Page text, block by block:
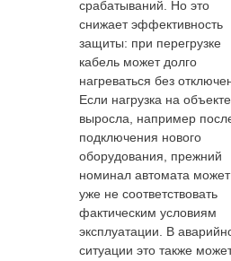
срабатываний. Но это
снижает эффективность
защиты: при перегрузке
кабель может долго
нагреваться без
Если нагрузка на объекте
выросла, например
подключения нового
оборудования, прежний
номинал автомата может
уже не соответствовать
фактическим условиям
эксплуатации. В
ситуации это также